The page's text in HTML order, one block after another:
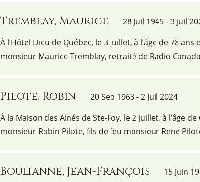
Tremblay, Maurice
28 Juil 1945 - 3 Juil
À l’Hôtel Dieu de Québec, le 3 juillet, à l’âge de 78
monsieur Maurice Tremblay, retraité de Radio
Pilote, Robin
20 Sep 1963 - 2 Juil 2024
À la Maison des Ainés de Ste-Foy, le 2 juillet, à l’âge
monsieur Robin Pilote, fils de feu monsieur René
Boulianne, Jean-François
15 Juin